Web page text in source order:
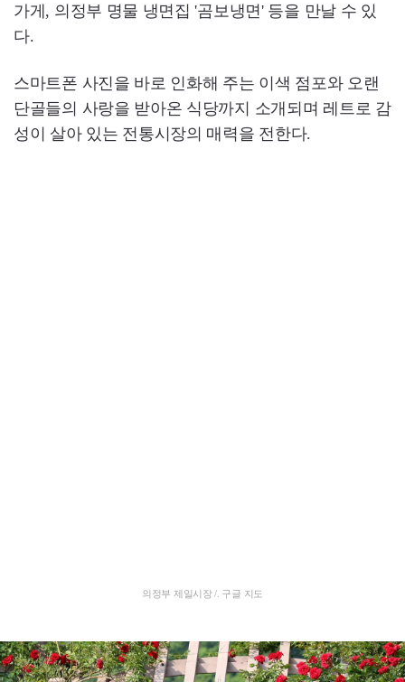
가게, 의정부 명물 냉면집 '곰보냉면' 등을 만날 수 있
다.
스마트폰 사진을 바로 인화해 주는 이색 점포와 오랜
단골들의 사랑을 받아온 식당까지 소개되며 레트로 감
성이 살아 있는 전통시장의 매력을 전한다.
의정부 제일시장 /. 구글 지도